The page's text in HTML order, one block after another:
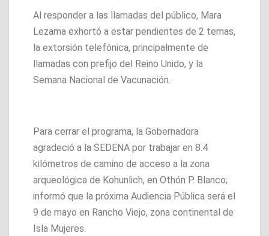
Al responder a las llamadas del público, Mara
Lezama exhortó a estar pendientes de 2 temas,
la extorsión telefónica, principalmente de
llamadas con prefijo del Reino Unido, y la
Semana Nacional de Vacunación.
Para cerrar el programa, la Gobernadora
agradeció a la SEDENA por trabajar en 8.4
kilómetros de camino de acceso a la zona
arqueológica de Kohunlich, en Othón P. Blanco;
informó que la próxima Audiencia Pública será el
9 de mayo en Rancho Viejo, zona continental de
Isla Mujeres.